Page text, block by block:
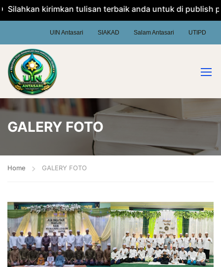
kirimkan tulisan terbaik anda untuk di publish
UIN Antasari SIAKAD Salam Antasari UTIPD
GALERY FOTO
Home GALERY FOTO